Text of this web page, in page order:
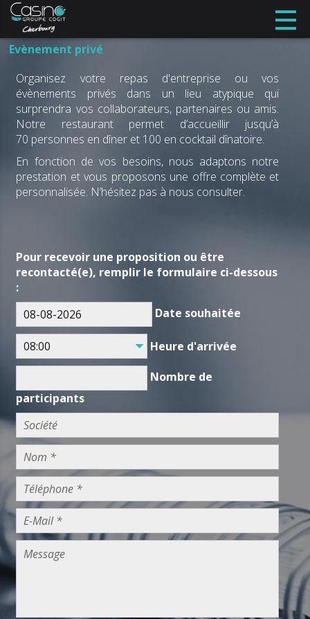
Evènement privé
Organisez votre repas d'entreprise ou vos
évènements privés dans un lieu atypique qui
surprendra vos collaborateurs, partenaires ou amis.
Notre restaurant permet d’accueillir jusqu’à
70 personnes en dîner et 100 en cocktail dînatoire.
En fonction de vos besoins, nous adaptons notre
prestation et vous proposons une offre complète et
personnalisée. N’hésitez pas à nous consulter.
Pour recevoir une proposition ou être
recontacté(e), remplir le formulaire ci-dessous
:
Date souhaitée
Heure d'arrivée
Nombre de
participants